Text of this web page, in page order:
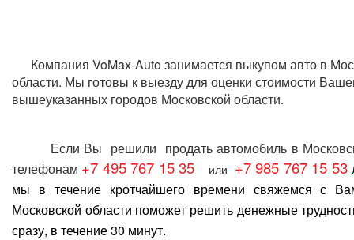
Компания VoMax-Auto занимается выкупом авто в
области. Мы готовы к выезду для оценки стоимости
вышеуказанных городов Московской области.
Если Вы решили продать автомобиль в
телефонам +7 495 767 15 35 или +7 985 767 15 53
мы в течение кротчайшего времени свяжемся с
Московской области поможет решить денежные
сразу, в течение 30 минут.